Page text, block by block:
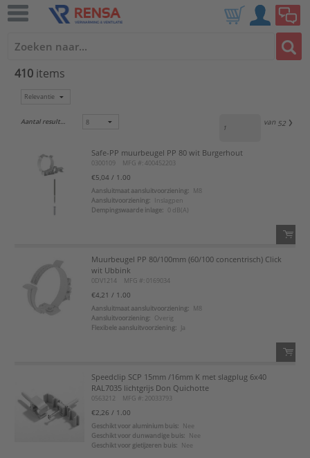
410 items
Aantal resultaten: van 52
Safe-PP muurbeugel PP 80 wit Burgerhout
0300109 MFG #: 400452203
€5,04 / 1.00
Aansluitmaat aansluitvoorziening:
M8
Aansluitvoorziening:
Inslagpen
Dempingswaarde inlage:
0 dB(A)
Voeg toe aan favorietenlijst
Muurbeugel PP 80/100mm (60/100 concentrisch) Click
wit Ubbink
0DV1214 MFG #: 0169034
€4,21 / 1.00
Aansluitmaat aansluitvoorziening:
M8
Aansluitvoorziening:
Overig
Flexibele aansluitvoorziening:
Ja
QTY:
Voeg toe aan favorietenlijst
Speedclip SCP 15mm /16mm K met slagplug 6x40
RAL7035 lichtgrijs Don Quichotte
0563212 MFG #: 20033793
€2,26 / 1.00
Geschikt voor aluminium buis:
Nee
Geschikt voor dunwandige buis:
Nee
Geschikt voor gietijzeren buis:
Nee